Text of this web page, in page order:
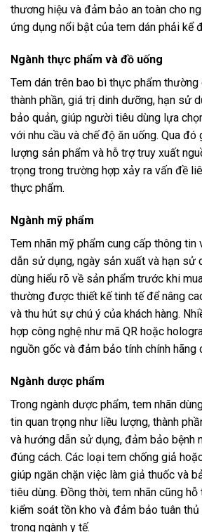
thương hiệu và đảm bảo an toàn cho
ứng dụng nổi bật của tem dán phải kể
Ngành thực phẩm và đồ uống
Tem dán trên bao bì thực phẩm
thành phần, giá trị dinh dưỡng, hạn sử
bảo quản, giúp người tiêu dùng lựa
với nhu cầu và chế độ ăn uống. Qua
lượng sản phẩm và hỗ trợ truy xuất
trọng trong trường hợp xảy ra vấn đề
thực phẩm.
Ngành mỹ phẩm
Tem nhãn mỹ phẩm cung cấp thông tin
dẫn sử dụng, ngày sản xuất và hạn sử
dùng hiểu rõ về sản phẩm trước khi
thường được thiết kế tinh tế để nâng
và thu hút sự chú ý của khách hàng.
hợp công nghệ như mã QR hoặc
nguồn gốc và đảm bảo tính chính hãng
Ngành dược phẩm
Trong ngành dược phẩm, tem nhãn
tin quan trọng như liều lượng, thành
và hướng dẫn sử dụng, đảm bảo bệnh
đúng cách. Các loại tem chống giả
giúp ngăn chặn việc làm giả thuốc và
tiêu dùng. Đồng thời, tem nhãn cũng
kiểm soát tồn kho và đảm bảo tuân
trong ngành y tế.